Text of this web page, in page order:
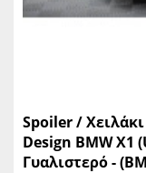
Spoiler /
Design BMW X1
Γυαλιστερό -